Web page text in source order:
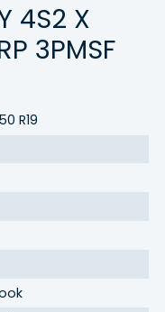
Hinnakiri
4S2 X
3PMSF
R19